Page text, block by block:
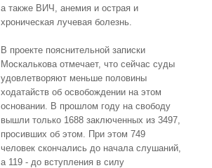
а также ВИЧ, анемия и острая и
хроническая лучевая болезнь.
В проекте пояснительной записки
Москалькова отмечает, что сейчас суды
удовлетворяют меньше половины
ходатайств об освобождении на этом
основании. В прошлом году на свободу
вышли только 1688 заключенных из 3497,
просивших об этом. При этом 749
человек скончались до начала слушаний,
а 119 - до вступления в силу